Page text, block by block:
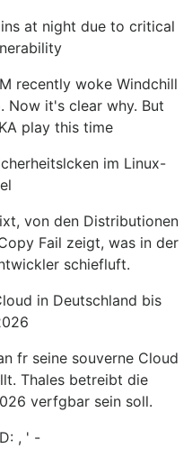
at night due to critical
recently woke Windchill
Now it's clear why. But
play this time
im Linux-
von den Distributionen
Fail zeigt, was in der
schiefluft.
in Deutschland bis
fr seine souverne Cloud
Thales betreibt die
verfgbar sein soll.
, ' -